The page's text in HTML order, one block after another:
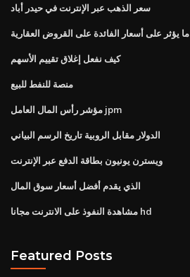
سعر الذهب عبر الإنترنت في حيدر أباد
ما يؤثر على أسعار الفائدة على القروض العقارية
كيف نفعل إغلاق تقييم الأسهم
منصة للنفط للبيع
مؤشر رأس المال العامل jpm
الدولار مقابل الروبية تاريخ الرسم البياني
ويسترن يونيون بطاقة الدفع عبر الإنترنت
الذي يقدم أفضل أسعار سوق المال
مشاهدة النفوذ على الانترنت مجانا hd
Featured Posts